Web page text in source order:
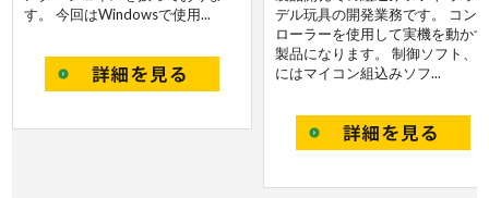
す。 今回はWindowsで使用...
デル玩具の開発業務です。 コン
ローラーを使用して実機を動かす
製品になります。 制御ソフト、
にはマイコン組込みソフ...